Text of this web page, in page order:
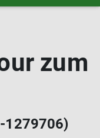
zum
1279706)